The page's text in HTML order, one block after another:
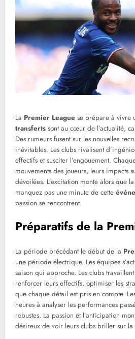
La Premier League se prépare à vivre
transferts sont au cœur de l’actualité,
Des rumeurs fusent sur les nouvelles
inévitables. Les clubs rivalisent
effectifs et susciter l’engouement.
mouvements des joueurs, leurs impacts
dévoilées. L’excitation monte alors que
manquez pas une minute de cette
passion se rencontrent.
Préparatifs de la
La période précédant le début de la
une période électrique. Les équipes
saison qui approche. Les clubs
renforcer leurs effectifs, optimiser les
que chaque détail est pris en compte.
heures à analyser les performances
robustes. La passion et l’anticipation
désireux de voir leurs clubs briller sur la